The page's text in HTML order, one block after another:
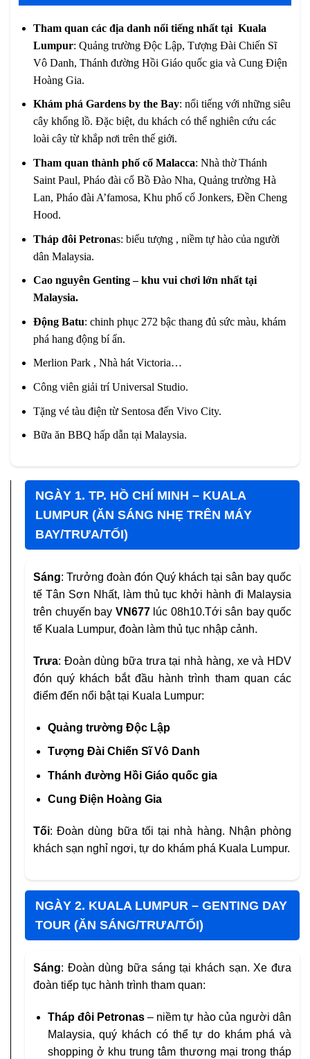
Tham quan các địa danh nổi tiếng nhất tại Kuala
Lumpur: Quảng trường Độc Lập, Tượng Đài Chiến Sĩ
Vô Danh, Thánh đường Hồi Giáo quốc gia và Cung Điện
Hoàng Gia.
Khám phá Gardens by the Bay: nổi tiếng với những siêu
cây khổng lồ. Đặc biệt, du khách có thể nghiên cứu các
loài cây từ khắp nơi trên thế giới.
Tham quan thành phố cổ Malacca: Nhà thờ Thánh
Saint Paul, Pháo đài cổ Bồ Đào Nha, Quảng trường Hà
Lan, Pháo đài A’famosa, Khu phố cổ Jonkers, Đền Cheng
Hood.
Tháp đôi Petronas: biểu tượng , niềm tự hào của người
dân Malaysia.
Cao nguyên Genting – khu vui chơi lớn nhất tại
Malaysia.
Động Batu: chinh phục 272 bậc thang đủ sức màu, khám
phá hang động bí ẩn.
Merlion Park , Nhà hát Victoria…
Công viên giải trí Universal Studio.
Tặng vé tàu điện từ Sentosa đến Vivo City.
Bữa ăn BBQ hấp dẫn tại Malaysia.
NGÀY 1. TP. HỒ CHÍ MINH – KUALA
LUMPUR (ĂN SÁNG NHẸ TRÊN MÁY
BAY/TRƯA/TỐI)
Sáng: Trưởng đoàn đón Quý khách tại sân bay quốc
tế Tân Sơn Nhất, làm thủ tục khởi hành đi Malaysia
trên chuyến bay VN677lúc 08h10.Tới sân bay quốc
tế Kuala Lumpur, đoàn làm thủ tục nhập cảnh.
Trưa: Đoàn dùng bữa trưa tại nhà hàng, xe và HDV
đón quý khách bắt đầu hành trình tham quan các
điểm đến nổi bật tại Kuala Lumpur:
Quảng trường Độc Lập
Tượng Đài Chiến Sĩ Vô Danh
Thánh đường Hồi Giáo quốc gia
Cung Điện Hoàng Gia
Tối: Đoàn dùng bữa tối tại nhà hàng. Nhận phòng
khách sạn nghỉ ngơi, tự do khám phá Kuala Lumpur.
NGÀY 2. KUALA LUMPUR – GENTING DAY
TOUR (ĂN SÁNG/TRƯA/TỐI)
Sáng: Đoàn dùng bữa sáng tại khách sạn. Xe đưa
đoàn tiếp tục hành trình tham quan:
Tháp đôi Petronas – niềm tự hào của người dân
Malaysia, quý khách có thể tự do khám phá và
shopping ở khu trung tâm thương mại trong tháp